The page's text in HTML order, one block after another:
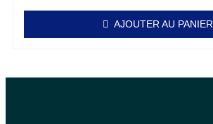
AJOUTER AU PANIER